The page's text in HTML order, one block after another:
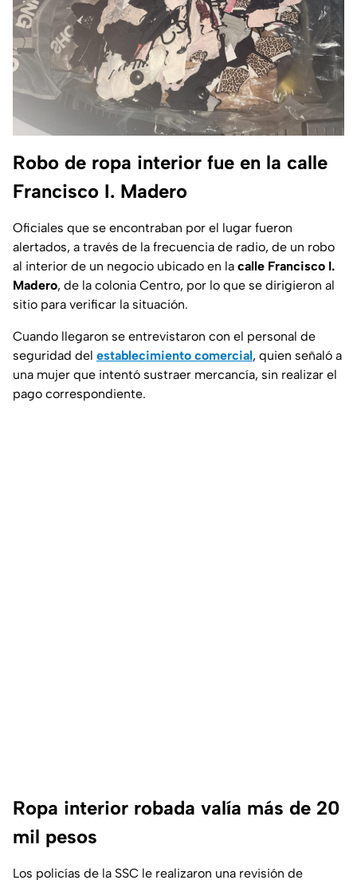
Robo de ropa interior fue en la calle
Francisco I. Madero
Oficiales que se encontraban por el lugar fueron
alertados, a través de la frecuencia de radio, de un robo
al interior de un negocio ubicado en la calle Francisco I.
Madero, de la colonia Centro, por lo que se dirigieron al
sitio para verificar la situación.
Cuando llegaron se entrevistaron con el personal de
seguridad del establecimiento comercial, quien señaló a
una mujer que intentó sustraer mercancía, sin realizar el
pago correspondiente.
Ropa interior robada valía más de 20
mil pesos
Los policías de la SSC le realizaron una revisión de